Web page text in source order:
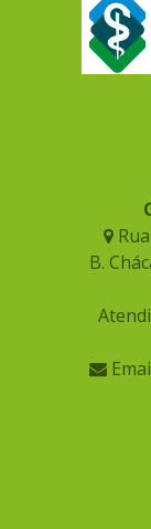
B.